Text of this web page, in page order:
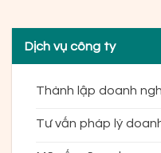
Dịch vụ công ty
Thành lập doanh
Tư vấn pháp lý